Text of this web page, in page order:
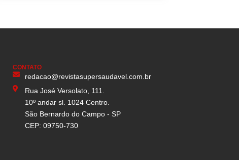
CONTATO
redacao@revistasupersaudavel.com.br
Rua José Versolato, 111.
10º andar sl. 1024 Centro.
São Bernardo do Campo - SP
CEP: 09750-730